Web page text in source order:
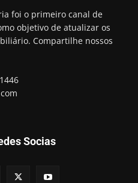
foi o primeiro canal de
objetivo de atualizar os
Compartilhe nossos
Socias